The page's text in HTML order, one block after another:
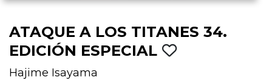
ATAQUE A LOS TITANES 34.
EDICIÓN ESPECIAL
Hajime Isayama